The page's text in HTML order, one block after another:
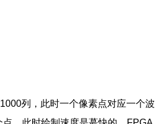
列，此时一个像素点对应一个波